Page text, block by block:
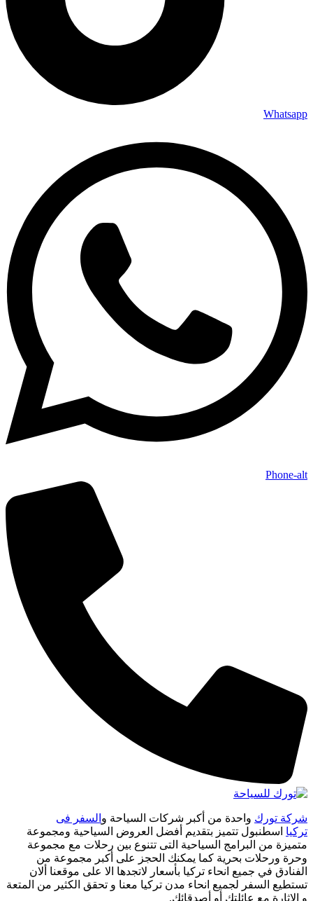
Whatsapp
Phone-alt
شركة تورك واحدة من أكبر شركات السياحة و السفر فى
تركيا اسطنبول تتميز بتقديم أفضل العروض السياحية ومجموعة
متميزة من البرامج السياحية التى تتنوع بين رحلات مع مجموعة
وحرة ورحلات بحرية كما يمكنك الحجز على أكبر مجموعة من
الفنادق في جميع انحاء تركيا بأسعار لاتجدها الا على موقعنا ألان
تستطيع السفر لجميع انحاء مدن تركيا معنا و تحقق الكثير من المتعة
و الاثارة مع عائلتك أو أصدقائك.